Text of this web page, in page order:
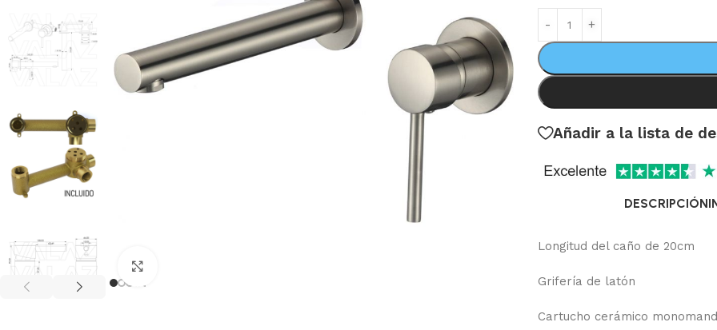
Añadir a la lista de
DESCRIPCIÓN
Longitud del caño de 20cm
Grifería de latón
Cartucho cerámico